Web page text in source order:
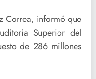
Correa, informó que
Superior del
de 286 millones